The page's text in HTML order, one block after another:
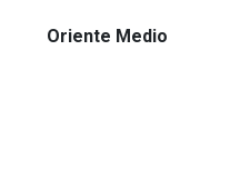
Oriente Medio